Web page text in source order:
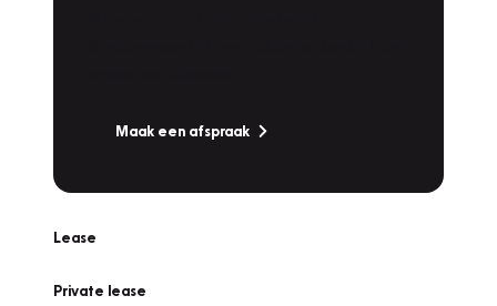
Maak een afspraak
Lease
Private lease